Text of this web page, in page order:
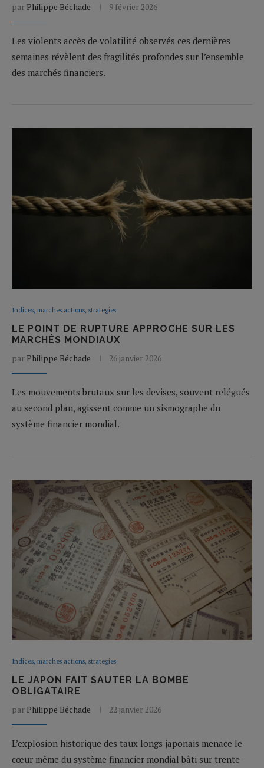
par Philippe Béchade 9 février 2026
Les violents accès de volatilité observés ces dernières
semaines révèlent des fragilités profondes sur l’ensemble
des marchés financiers.
Indices, marches actions, strategies
LE POINT DE RUPTURE APPROCHE SUR LES
MARCHÉS MONDIAUX
par Philippe Béchade 26 janvier 2026
Les mouvements brutaux sur les devises, souvent relégués
au second plan, agissent comme un sismographe du
système financier mondial.
Indices, marches actions, strategies
LE JAPON FAIT SAUTER LA BOMBE
OBLIGATAIRE
par Philippe Béchade 22 janvier 2026
L’explosion historique des taux longs japonais menace le
cœur même du système financier mondial bâti sur trente-